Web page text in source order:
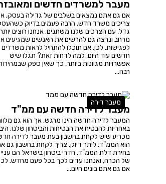
מעבר למשרדים חדשים
אם גם אתם נמצאים בשלבים של גדילה בעסק,
צריכים משרד חדש. הרבה פעמים בדיוק
גדל, עם הצרכים שלנו משתנים. אנחנו רוצים יותר
מרחב ונרצה גם להרשים את האנשים שמגיעים
לפגישות. לכן, אם תוכלו להתחיל לראות משרדים
חדשים עוד היום, למה לדחות זאת? תגלו שיש
אפשרויות מגוונות ביותר, כך שאין ספק
רבה...
מעבר דירה
מעבר לדירה חדשה עם ממ"ד
המעבר לדירה חדשה הינו מרגש, אך הוא גם
באחריות להבטיח את הבטיחות והביטחון שלנו.
מכריע שיש לקחת בחשבון בעת מעבר לדירה
הוא הממ"ד. ליתר דיוק, צריך לקחת בחשבון גם
בחירת דלת הממ"ד. חדרי ביטחון בישראל הם
של הכרח, ואנחנו עדים לכך בכל פעם מחדש.
אם גם אתם בונים היום...